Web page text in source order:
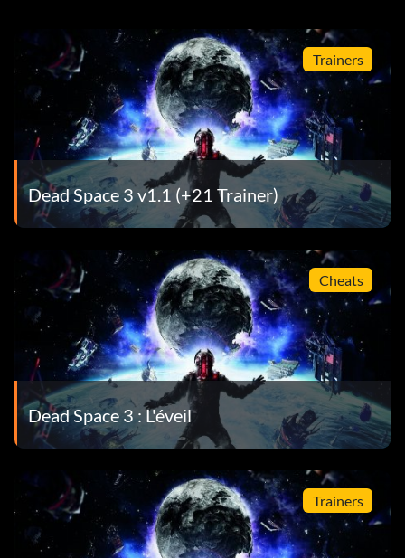
Combinaison témoin Inclus dans l'édition limitée.
Récompense pour les missions optionnelles :
En accomplissant les 10 missions optionnelles, tu recevras
une combinaison d'environnement hostile et l'ensemble
de châssis MK-II surcadencé.
Have a Dead Space 2 save-game available and you’ll
unlock the old Plasma Cutter.
Easy Trophy: “Under a Buck”
The Trophy “Under A Buck” is unlocked by shooting a
stuffed deer head. In chapter 4 you are tasked with
hacking a power console to an elevator. Follow the
waypoints and when you exit the elevator turn left to
face the deer head. Shoot it.
Easy Trophy: “There’s always Peng!”
Trainers
Dead Space 3 v1.1 (+21 Trainer)
Cheats
Dead Space 3 : L'éveil
Trainers